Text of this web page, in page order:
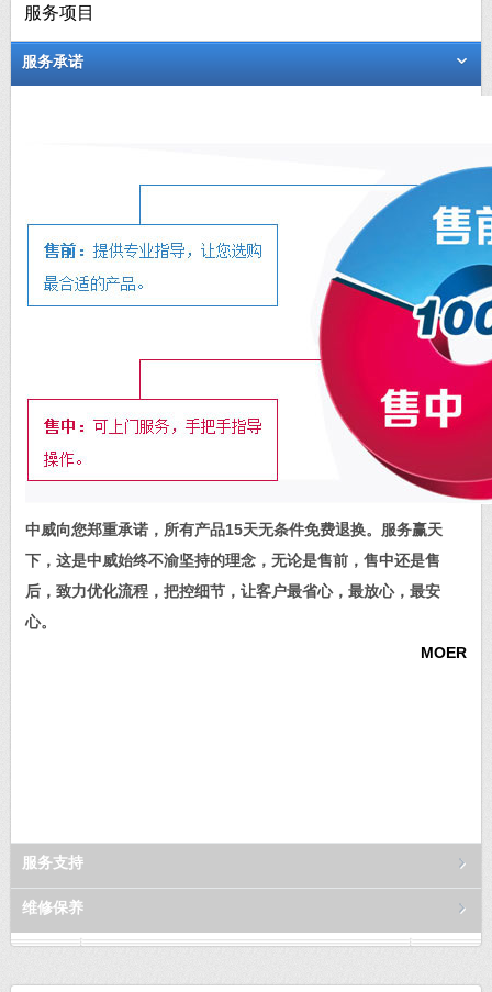
服务项目
服务承诺
中威向您郑重承诺，所有产品15天无条件免费退换。服务赢天
下，这是中威始终不渝坚持的理念，无论是售前，售中还是售
后，致力优化流程，把控细节，让客户最省心，最放心，最安
心。
MOER
服务支持
维修保养